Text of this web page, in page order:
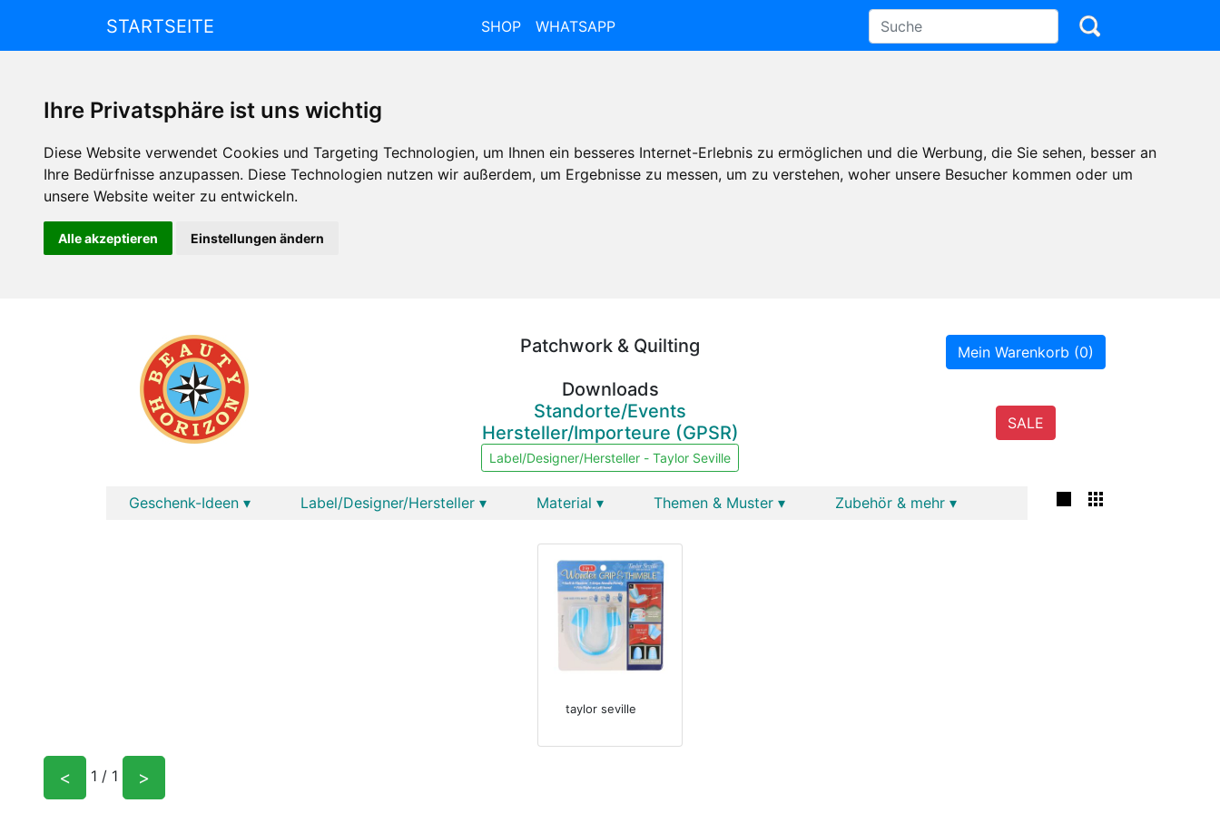
Ihre Privatsphäre ist uns wichtig
Diese Website verwendet Cookies und Targeting Technologien, um Ihnen ein besseres Internet-Erlebnis zu ermöglichen und die Werbung, die Sie sehen, besser an
Ihre Bedürfnisse anzupassen. Diese Technologien nutzen wir außerdem, um Ergebnisse zu messen, um zu verstehen, woher unsere Besucher kommen oder um
unsere Website weiter zu entwickeln.
Alle akzeptieren Einstellungen ändern
STARTSEITE SHOP WHATSAPP
Patchwork & Quilting
Downloads
Standorte/Events
Hersteller/Importeure (GPSR)
Label/Designer/Hersteller - Taylor Seville
Mein Warenkorb (0)
SALE
Geschenk-Ideen ▾ Label/Designer/Hersteller ▾ Material ▾ Themen & Muster ▾ Zubehör & mehr ▾
taylor seville
< 1 / 1 >